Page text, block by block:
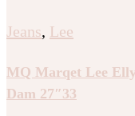
Jeans, Lee
MQ Marqet Lee
Dam 27″33